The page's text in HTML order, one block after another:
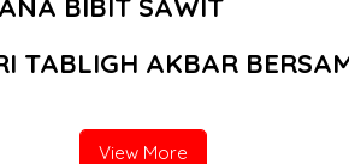
BIBIT SAWIT
TABLIGH AKBAR
View More